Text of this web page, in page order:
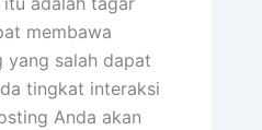
membawa
yang salah dapat
tingkat interaksi
Anda akan